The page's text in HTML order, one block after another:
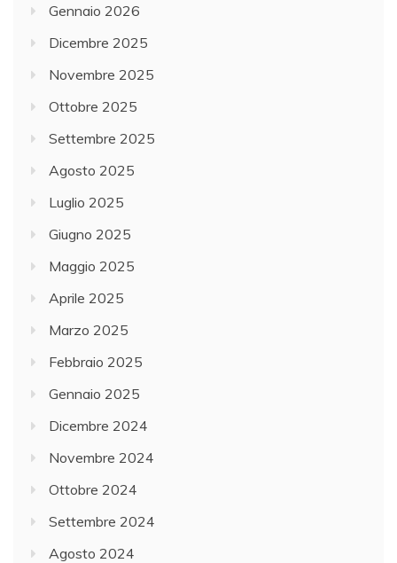
Gennaio 2026
Dicembre 2025
Novembre 2025
Ottobre 2025
Settembre 2025
Agosto 2025
Luglio 2025
Giugno 2025
Maggio 2025
Aprile 2025
Marzo 2025
Febbraio 2025
Gennaio 2025
Dicembre 2024
Novembre 2024
Ottobre 2024
Settembre 2024
Agosto 2024